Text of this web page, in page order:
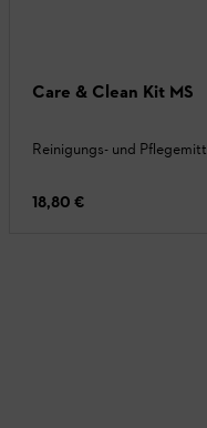
Care & Clean Kit MS
Reinigungs- und
18,80 €